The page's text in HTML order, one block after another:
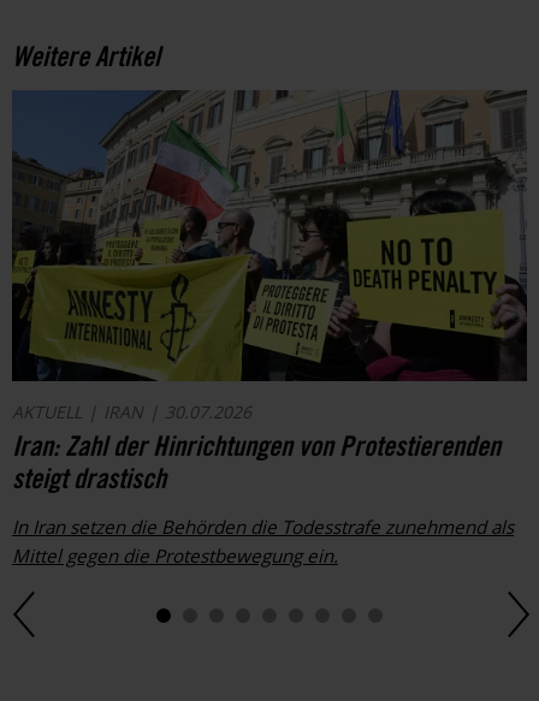
Weitere Artikel
AKTUELL IRAN 30.07.2026
Iran: Zahl der Hinrichtungen von Protestierenden
steigt drastisch
In Iran setzen die Behörden die Todesstrafe zunehmend als
Mittel gegen die Protestbewegung ein.